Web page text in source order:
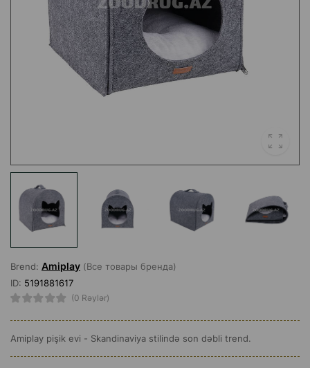
Brend: Amiplay (Все товары бренда)
ID: 5191881617
(0 Rəylər)
Amiplay pişik evi - Skandinaviya stilində son dəbli trend.